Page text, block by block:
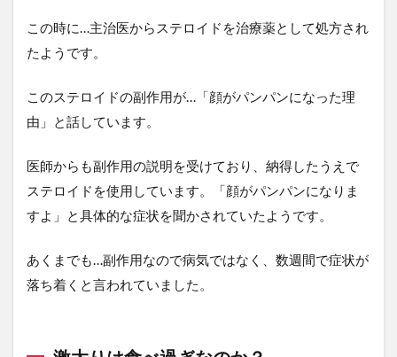
この時に…主治医からステロイドを治療薬として処方され
たようです。
このステロイドの副作用が…「顔がパンパンになった理
由」と話しています。
医師からも副作用の説明を受けており、納得したうえで
ステロイドを使用しています。「顔がパンパンになりま
すよ」と具体的な症状を聞かされていたようです。
あくまでも…副作用なので病気ではなく、数週間で症状が
落ち着くと言われていました。